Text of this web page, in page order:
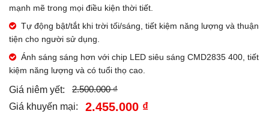
mạnh mẽ trong mọi điều kiện thời tiết.
Tự động bật/tắt khi trời tối/sáng, tiết kiệm năng lượng và thuận
tiện cho người sử dụng.
Ánh sáng sáng hơn với chip LED siêu sáng CMD2835 400, tiết
kiệm năng lượng và có tuổi thọ cao.
Giá niêm yết:
2.500.000 ₫
Giá khuyến mại:
2.455.000 ₫